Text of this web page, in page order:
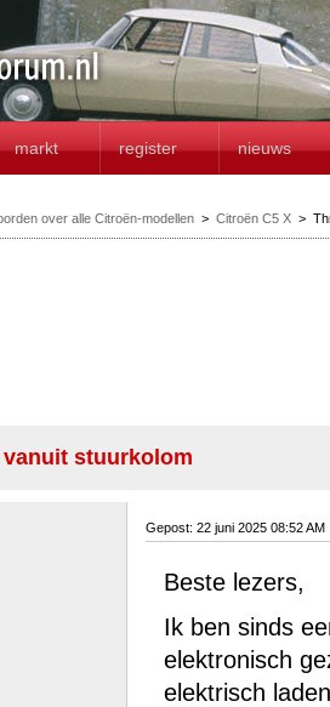
markt register nieuws
over alle Citroën-modellen > Citroën C5 X >
stuurkolom
Gepost: 22 juni 2025 08:52 AM
Beste lezers,
Ik ben sinds
elektronisch
elektrisch